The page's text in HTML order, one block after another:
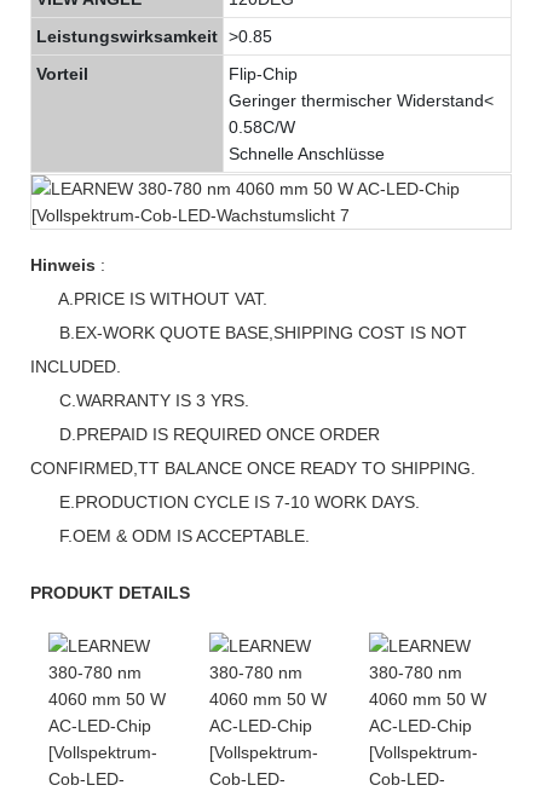
Leistungswirksamkeit >0.85
Vorteil
Flip-Chip
Geringer thermischer Widerstand<
0.58C/W
Schnelle Anschlüsse
Hinweis :
A.PRICE IS WITHOUT VAT.
B.EX-WORK QUOTE BASE,SHIPPING COST IS NOT
INCLUDED.
C.WARRANTY IS 3 YRS.
D.PREPAID IS REQUIRED ONCE ORDER
CONFIRMED,TT BALANCE ONCE READY TO SHIPPING.
E.PRODUCTION CYCLE IS 7-10 WORK DAYS.
F.OEM & ODM IS ACCEPTABLE.
PRODUKT DETAILS